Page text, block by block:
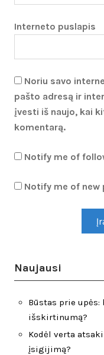
Interneto puslapis
Noriu savo
pašto adresą ir
įvesti iš naujo, kai
komentarą.
Notify me of
Notify me of new
Naujausi
Būstas prie
išskirtinumą?
Kodėl verta
įsigijimą?